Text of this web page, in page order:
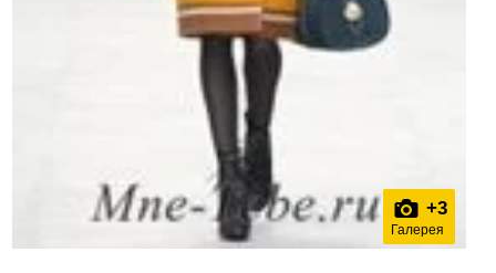
+3
Галерея